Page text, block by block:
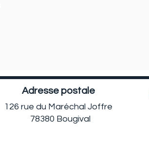
Adresse postale
126 rue du Maréchal Joffre
78380 Bougival